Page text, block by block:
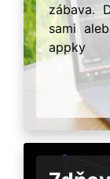
zábava.
sami
appky